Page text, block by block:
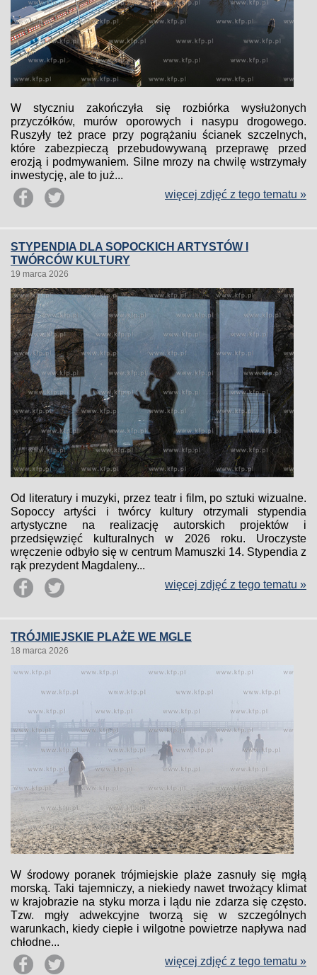
W styczniu zakończyła się rozbiórka wysłużonych
przyczółków, murów oporowych i nasypu drogowego.
Ruszyły też prace przy pogrążaniu ścianek szczelnych,
które zabezpieczą przebudowywaną przeprawę przed
erozją i podmywaniem. Silne mrozy na chwilę wstrzymały
inwestycję, ale to już...
więcej zdjęć z tego tematu »
STYPENDIA DLA SOPOCKICH ARTYSTÓW I
TWÓRCÓW KULTURY
19 marca 2026
Od literatury i muzyki, przez teatr i film, po sztuki wizualne.
Sopoccy artyści i twórcy kultury otrzymali stypendia
artystyczne na realizację autorskich projektów i
przedsięwzięć kulturalnych w 2026 roku. Uroczyste
wręczenie odbyło się w centrum Mamuszki 14. Stypendia z
rąk prezydent Magdaleny...
więcej zdjęć z tego tematu »
TRÓJMIEJSKIE PLAŻE WE MGLE
18 marca 2026
W środowy poranek trójmiejskie plaże zasnuły się mgłą
morską. Taki tajemniczy, a niekiedy nawet trwożący klimat
w krajobrazie na styku morza i lądu nie zdarza się często.
Tzw. mgły adwekcyjne tworzą się w szczególnych
warunkach, kiedy ciepłe i wilgotne powietrze napływa nad
chłodne...
więcej zdjęć z tego tematu »